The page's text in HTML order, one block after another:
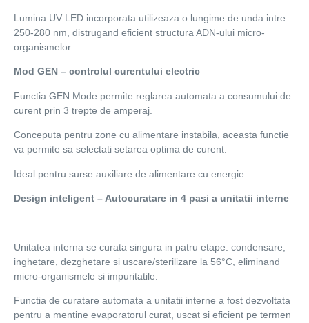
Lumina UV LED incorporata utilizeaza o lungime de unda intre
250-280 nm, distrugand eficient structura ADN-ului micro-
organismelor.
Mod GEN – controlul curentului electric
Functia GEN Mode permite reglarea automata a consumului de
curent prin 3 trepte de amperaj.
Conceputa pentru zone cu alimentare instabila, aceasta functie
va permite sa selectati setarea optima de curent.
Ideal pentru surse auxiliare de alimentare cu energie.
Design inteligent – Autocuratare in 4 pasi a unitatii interne
Unitatea interna se curata singura in patru etape: condensare,
inghetare, dezghetare si uscare/sterilizare la 56°C, eliminand
micro-organismele si impuritatile.
Functia de curatare automata a unitatii interne a fost dezvoltata
pentru a mentine evaporatorul curat, uscat si eficient pe termen